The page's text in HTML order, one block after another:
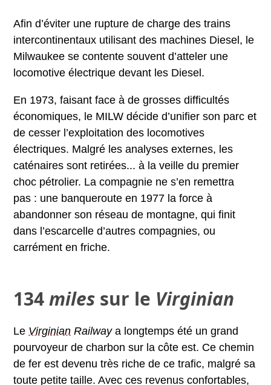
Afin d’éviter une rupture de charge des trains
intercontinentaux utilisant des machines Diesel, le
Milwaukee se contente souvent d’atteler une
locomotive électrique devant les Diesel.
En 1973, faisant face à de grosses difficultés
économiques, le MILW décide d’unifier son parc et
de cesser l’exploitation des locomotives
électriques. Malgré les analyses externes, les
caténaires sont retirées... à la veille du premier
choc pétrolier. La compagnie ne s’en remettra
pas : une banqueroute en 1977 la force à
abandonner son réseau de montagne, qui finit
dans l’escarcelle d’autres compagnies, ou
carrément en friche.
134miles sur le Virginian
Le Virginian Railwaya longtemps été un grand
pourvoyeur de charbon sur la côte est. Ce chemin
de fer est devenu très riche de ce trafic, malgré sa
toute petite taille. Avec ces revenus confortables,